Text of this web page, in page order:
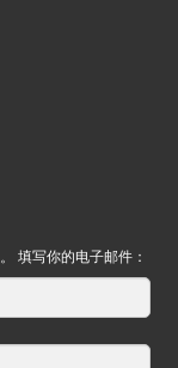
填写你的电子邮件：